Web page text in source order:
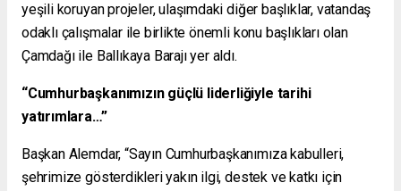
yeşili koruyan projeler, ulaşımdaki diğer başlıklar, vatandaş
odaklı çalışmalar ile birlikte önemli konu başlıkları olan
Çamdağı ile Ballıkaya Barajı yer aldı.
“Cumhurbaşkanımızın güçlü liderliğiyle tarihi
yatırımlara…”
Başkan Alemdar, “Sayın Cumhurbaşkanımıza kabulleri,
şehrimize gösterdikleri yakın ilgi, destek ve katkı için